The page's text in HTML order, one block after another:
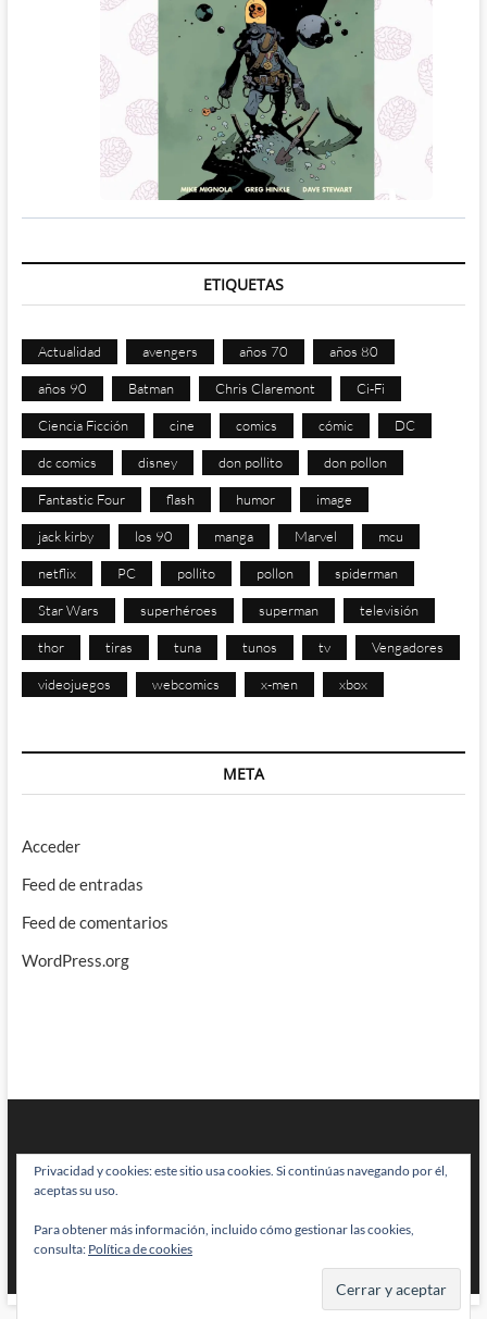
ETIQUETAS
Actualidad avengers años 70 años 80
años 90 Batman Chris Claremont Ci-Fi
Ciencia Ficción cine comics cómic DC
dc comics disney don pollito don pollon
Fantastic Four flash humor image
jack kirby los 90 manga Marvel mcu
netflix PC pollito pollon spiderman
Star Wars superhéroes superman televisión
thor tiras tuna tunos tv Vengadores
videojuegos webcomics x-men xbox
META
Acceder
Feed de entradas
Feed de comentarios
WordPress.org
BRAINSTOMPING| Diseñado por:Theme Freesia|WordPress| © Todos
los derechos reservados
Privacidad y cookies: este sitio usa cookies. Si continúas navegando por él,
aceptas su uso.
Para obtener más información, incluido cómo gestionar las cookies,
consulta: Política de cookies